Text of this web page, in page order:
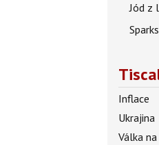
Jód z
Inflace
Ukrajina
Válka